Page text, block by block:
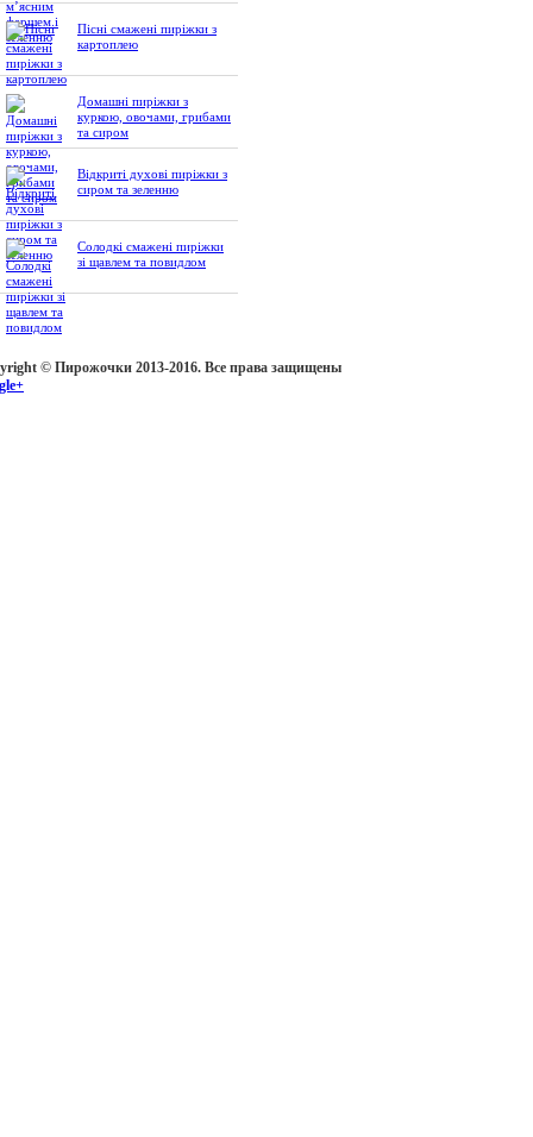
Пісні смажені пиріжки з
картоплею
Домашні пиріжки з
куркою, овочами, грибами
та сиром
Відкриті духові пиріжки з
сиром та зеленню
Солодкі смажені пиріжки
зі щавлем та повидлом
© Пирожочки 2013-2016. Все права защищены